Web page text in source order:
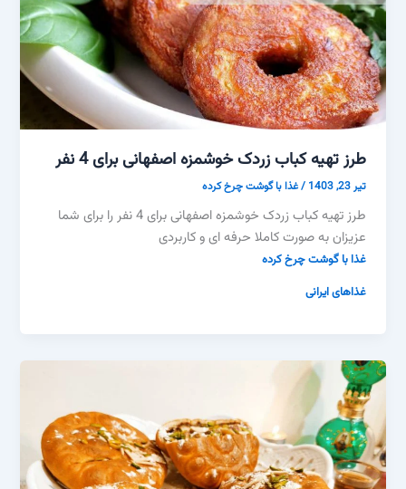
طرز تهیه کباب زردک خوشمزه اصفهانی برای 4 نفر
تیر 23, 1403 /غذا با گوشت چرخ کرده
طرز تهیه کباب زردک خوشمزه اصفهانی برای 4 نفر را برای شما
عزیزان به صورت کاملا حرفه ای و کاربردی
غذا با گوشت چرخ کرده
غذاهای ایرانی